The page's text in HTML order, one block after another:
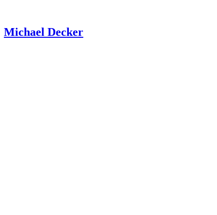
Michael Decker